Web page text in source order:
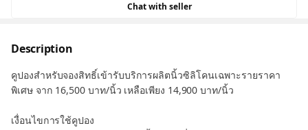
Chat with seller
Description
คูปองสำหรับจองสิทธิ์เข้ารับบริการผลิตนิ้วซิลิโคนเฉพาะรายราคา
พิเศษ จาก 16,500 บาท/นิ้ว เหลือเพียง 14,900 บาท/นิ้ว
เงื่อนไขการใช้คูปอง